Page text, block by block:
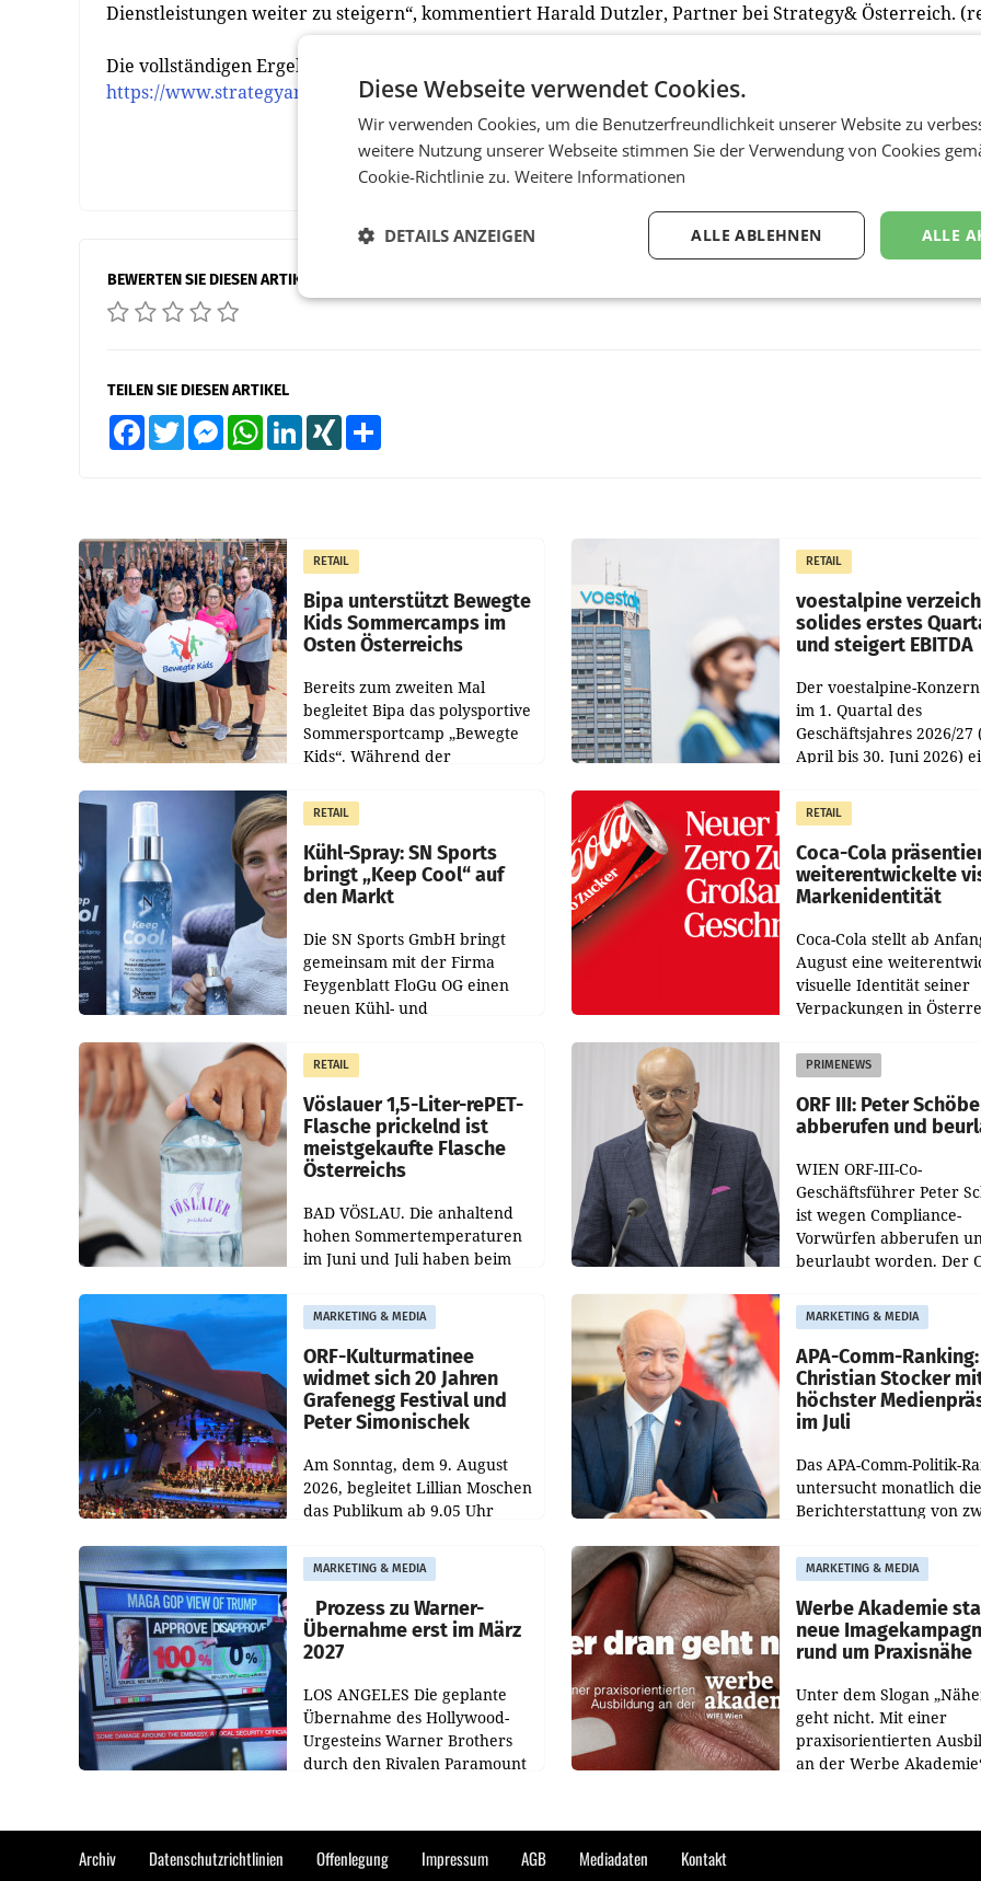
Dienstleistungen weiter zu steigern“, kommentiert Harald Dutzler, Partner bei Strategy& Österreich.
Die vollständigen Ergebnisse der Studie finden Sie unter:
https://www.strategyand.pwc.com/de/europe-5g-rollout.html
BEWERTEN SIE DIESEN ARTIKEL
TEILEN SIE DIESEN ARTIKEL
FacebookTwitter MessengerWhatsAppLinkedInXING
RETAIL
Bipa unterstützt Bewegte
Kids Sommercamps im
Osten Österreichs
Bereits zum zweiten Mal
begleitet Bipa das polysportive
Sommersportcamp „Bewegte
Kids“. Während der
Juli und August versorgt das
Unternehmen Kinder sowie
RETAIL
voestalpine
solides erstes
und steigert EBITDA
Der voestalpine-
im 1. Quartal des
Geschäftsjahres 2026/27
April bis 30. Juni 2026)
Der Umsatz stieg im
zur Vorjahresperiode
RETAIL
Kühl-Spray: SN Sports
bringt „Keep Cool“ auf
den Markt
Die SN Sports GmbH bringt
gemeinsam mit der Firma
Feygenblatt FloGu OG einen
neuen Kühl- und
Markt. Das Produkt namens
„Keep Cool“ ist zu 100 Prozent
RETAIL
Coca-Cola
weiterentwickelte
Markenidentität
Coca-Cola stellt ab
August eine
visuelle Identität seiner
Verpackungen in
Redesigns stehen zentrale
Gestaltungselemente
RETAIL
Vöslauer 1,5-Liter-rePET-
Flasche prickelnd ist
meistgekaufte Flasche
Österreichs
BAD VÖSLAU. Die anhaltend
hohen Sommertemperaturen
im Juni und Juli haben beim
Getränkehersteller Vöslauer zu
deutlichen Absatzzuwächsen
geführt. Während
PRIMENEWS
ORF III: Peter
abberufen und
WIEN ORF-III-Co-
Geschäftsführer Peter
ist wegen Compliance-
Vorwürfen abberufen
beurlaubt worden. Der
entsprechende
Medienberichte.
MARKETING & MEDIA
ORF-Kulturmatinee
widmet sich 20 Jahren
Grafenegg Festival und
Peter Simonischek
Am Sonntag, dem 9. August
2026, begleitet Lillian Moschen
das Publikum ab 9.05 Uhr
„Kulturmatinee“. Die Sendung
startet mit der Dokumentation
„20 Jahre Grafenegg
MARKETING & MEDIA
APA-Comm-Ranking:
Christian Stocker
höchster
im Juli
Das APA-Comm-Politik-
untersucht monatlich die
Berichterstattung von
Tageszeitungen und
welche Politikerinnen und
Politiker Österreichs die
MARKETING & MEDIA
Prozess zu Warner-
Übernahme erst im März
2027
LOS ANGELES Die geplante
Übernahme des Hollywood-
Urgesteins Warner Brothers
durch den Rivalen Paramount
Richterin setzte den Prozess zu
MARKETING & MEDIA
Werbe Akademie
neue
rund um Praxisnähe
Unter dem Slogan
geht nicht. Mit einer
praxisorientierten
an der Werbe
Imagekampagne
Archiv Datenschutzrichtlinien Offenlegung Impressum AGB Mediadaten Kontakt
Diese Webseite verwendet Cookies.
Wir verwenden Cookies, um die Benutzerfreundlichkeit unserer Website zu
weitere Nutzung unserer Webseite stimmen Sie der Verwendung von Cookies
Cookie-Richtlinie zu. Weitere Informationen
ALLE
ALLE ABLEHNEN
DETAILS ANZEIGEN